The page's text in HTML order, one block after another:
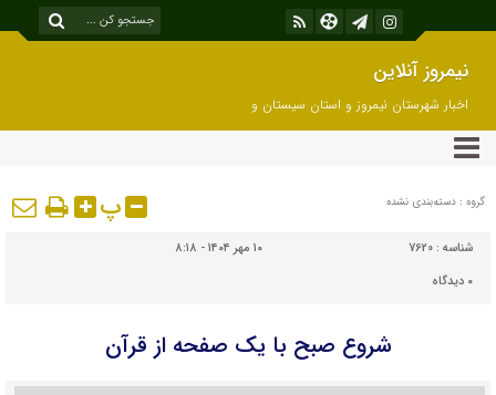
نیمروز آنلاین
اخبار شهرستان نیمروز و استان سیستان و
بلوچستان
گروه : دسته‌بندی نشده پ
شناسه : 7620
۱۰ مهر ۱۴۰۴ - ۸:۱۸
۰ دیدگاه
شروع صبح با یک صفحه از قرآن